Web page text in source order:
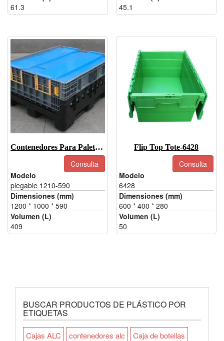
61.3
45.1
Contenedores Para Palets Plegables De Plástico 1210-590
Consulta
Modelo
plegable 1210-590
Dimensiones (mm)
1200 * 1000 * 590
Volumen (L)
409
Flip Top Tote-6428
Consulta
Modelo
6428
Dimensiones (mm)
600 * 400 * 280
Volumen (L)
50
BUSCAR PRODUCTOS DE PLÁSTICO POR
ETIQUETAS
Cajas ALC contenedores alc
Caja de botellas